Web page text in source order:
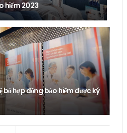
hiểm 2023
bỏ hợp đồng bảo hiểm được ký